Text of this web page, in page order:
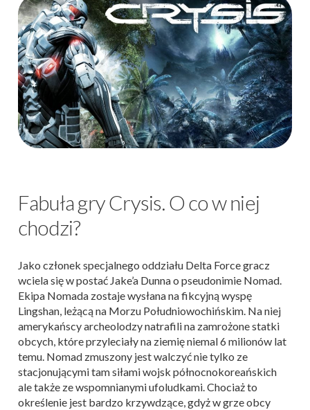
Fabuła gry Crysis. O co w niej
chodzi?
Jako członek specjalnego oddziału Delta Force gracz
wciela się w postać Jake’a Dunna o pseudonimie Nomad.
Ekipa Nomada zostaje wysłana na fikcyjną wyspę
Lingshan, leżącą na Morzu Południowochińskim. Na niej
amerykańscy archeolodzy natrafili na zamrożone statki
obcych, które przyleciały na ziemię niemal 6 milionów lat
temu. Nomad zmuszony jest walczyć nie tylko ze
stacjonującymi tam siłami wojsk północnokoreańskich
ale także ze wspomnianymi ufoludkami. Chociaż to
określenie jest bardzo krzywdzące, gdyż w grze obcy